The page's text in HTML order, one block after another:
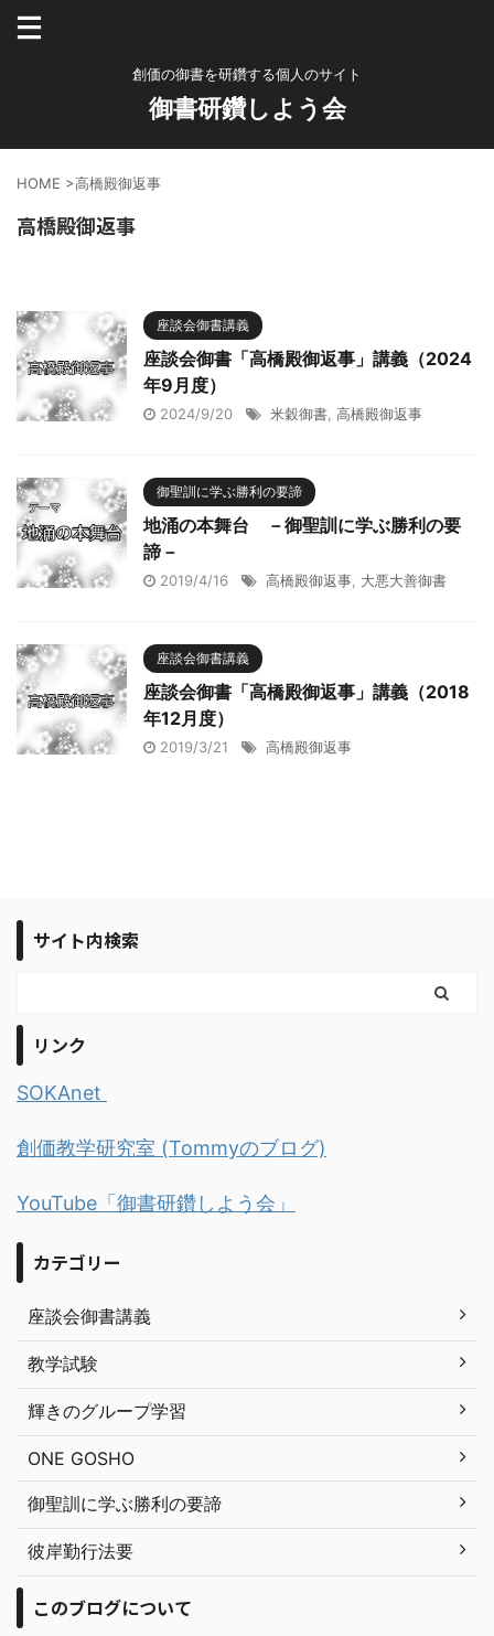
創価の御書を研鑽する個人のサイト
御書研鑽しよう会
HOME >高橋殿御返事
高橋殿御返事
座談会御書講義
座談会御書「高橋殿御返事」講義（2024
年9月度）
2024/9/20 米穀御書 高橋殿御返事
御聖訓に学ぶ勝利の要諦
地涌の本舞台 －御聖訓に学ぶ勝利の要
諦－
2019/4/16 高橋殿御返事 大悪大善御書
座談会御書講義
座談会御書「高橋殿御返事」講義（2018
年12月度）
2019/3/21 高橋殿御返事
サイト内検索
リンク
SOKAnet
創価教学研究室 (Tommyのブログ)
YouTube「御書研鑽しよう会」
カテゴリー
座談会御書講義
教学試験
輝きのグループ学習
ONE GOSHO
御聖訓に学ぶ勝利の要諦
彼岸勤行法要
このブログについて